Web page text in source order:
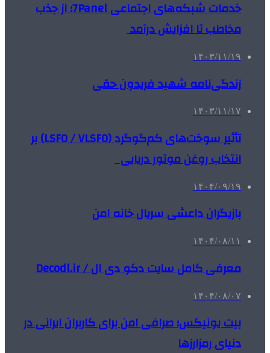
خدمات شبکه‌های اجتماعی 7Panel؛ از جذب
مخاطب تا افزایش درآمد
۱۴۰۳/۱۱/۱۹
زندگی‌نامه شهید فریدون حقی
۱۴۰۳/۱۱/۱۷
تأثیر سوخت‌های کم‌گوگرد (LSFO / VLSFO) بر
انتخاب روغن موتور دریایی
۱۴۰۴/۰۹/۱۹
بازیگران داعشی سریال خانه امن
۱۴۰۴/۰۸/۱۱
معرفی کامل سایت دکو دی ال / Decodl.ir
۱۴۰۴/۰۸/۰۷
بیت یونیکس؛ صرافی امن برای کاربران ایرانی در
دنیای رمزارزها